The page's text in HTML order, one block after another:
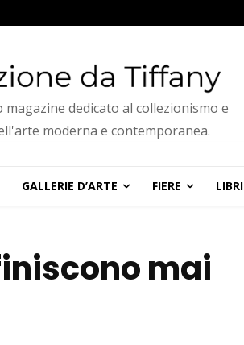
magazine dedicato al collezionismo e
moderna e contemporanea.
GALLERIE D’ARTE FIERE LIBRI
mai